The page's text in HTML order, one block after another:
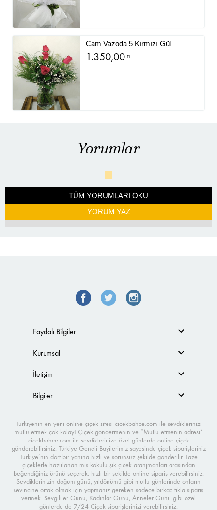
Cam Vazoda 5 Kırmızı Gül
1.350,00 TL
Yorumlar
TÜM YORUMLARI OKU
YORUM YAZ
Faydalı Bilgiler
Kurumsal
İletişim
Bilgiler
Türkiyenin en yeni online çiçek sitesi cicekbahce.com ile sevdiklerinizi
mutlu etmek çok kolay! Çiçek göndermenin ve “Mutlu etmenin adresi”
cicekbahce.com ile sevdiklerinize özel günlerde online çiçek
gönderebilirsiniz. Türkiye Geneli Bayilerimiz sayesinde çiçek siparişleriniz
Türkiye’nin dört bir yanına hızlı ve sorunsuz şekilde gönderilir. Taze
çiçeklerle hazırlanan mis kokulu şık çiçek aranjmanları arasından
beğendiğiniz ürünü seçerek, hızlı bir şekilde online sipariş verebilirsiniz.
Sevdiklerinizin doğum günü, yıldönümü gibi mutlu günlerinde onların
sevincine ortak olmak için yapmanız gereken sadece birkaç tıkla sipariş
vermek. Sevgililer Günü, Kadınlar Günü, Anneler Günü gibi özel
günlerde de 7/24 Çiçek siparişlerinizi verebilirsiniz.